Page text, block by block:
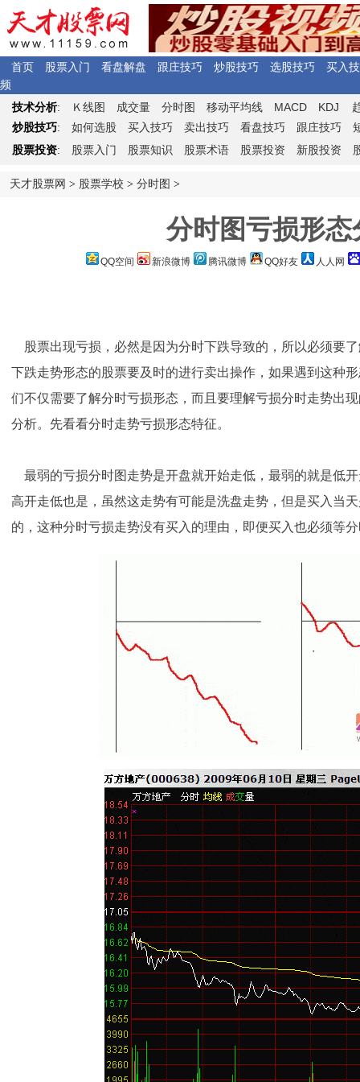
首页 股票入门 看盘解盘 跟庄技巧 炒股技巧 选股技巧
买入
频
技术分析: Ｋ 线图 成交量 分时图 移动平均线 MACD KDJ
炒股技巧: 如何选股 买入技巧 卖出技巧 看盘技巧 跟庄技巧
股票投资: 股票入门 股票知识 股票术语 股票投资 新股投资
天才股票网 > 股票学校 > 分时图 >
分时图亏损形态
QQ空间 新浪微博 腾讯微博 QQ好友 人人网
股票出现亏损，必然是因为分时下跌导致的，所以必须要
下跌走势形态的股票要及时的进行卖出操作，如果遇到这种
们不仅需要了解分时亏损形态，而且要理解亏损分时走势出
分析。先看看分时走势亏损形态特征。
最弱的亏损分时图走势是开盘就开始走低，最弱的就是低
高开走低也是，虽然这走势有可能是洗盘走势，但是买入当
的，这种分时亏损走势没有买入的理由，即便买入也必须等